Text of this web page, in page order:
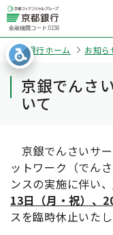
金融機関コード:0158
京都銀行ホーム お知ら
京銀でんさ
いて
京銀でんさいサ
ットワーク（でん
ンスの実施に伴い、
13日（月・祝）、
スを臨時休止いたし